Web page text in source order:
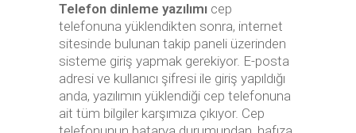
Telefon dinleme yazılımı cep
telefonuna yüklendikten sonra, internet
sitesinde bulunan takip paneli üzerinden
sisteme giriş yapmak gerekiyor. E-posta
adresi ve kullanıcı şifresi ile giriş yapıldığı
anda, yazılımın yüklendiği cep telefonuna
ait tüm bilgiler karşımıza çıkıyor. Cep